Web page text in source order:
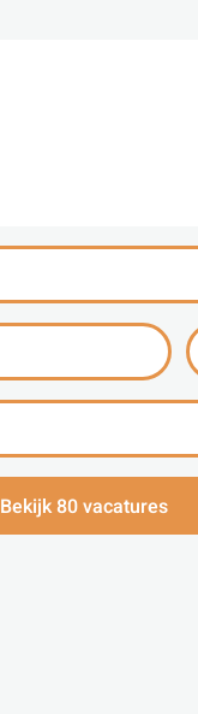
Bekijk 80 vacatures